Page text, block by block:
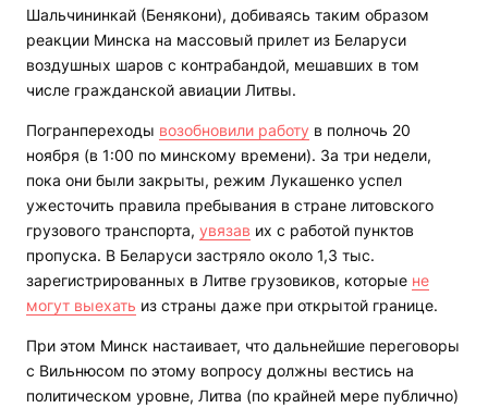
Шальчининкай (Бенякони), добиваясь таким образом
реакции Минска на массовый прилет из Беларуси
воздушных шаров с контрабандой, мешавших в том
числе гражданской авиации Литвы.
Погранпереходы возобновили работу в полночь 20
ноября (в 1:00 по минскому времени). За три недели,
пока они были закрыты, режим Лукашенко успел
ужесточить правила пребывания в стране литовского
грузового транспорта, увязав их с работой пунктов
пропуска. В Беларуси застряло около 1,3 тыс.
зарегистрированных в Литве грузовиков, которые не
могут выехать из страны даже при открытой границе.
При этом Минск настаивает, что дальнейшие переговоры
с Вильнюсом по этому вопросу должны вестись на
политическом уровне, Литва (по крайней мере публично)